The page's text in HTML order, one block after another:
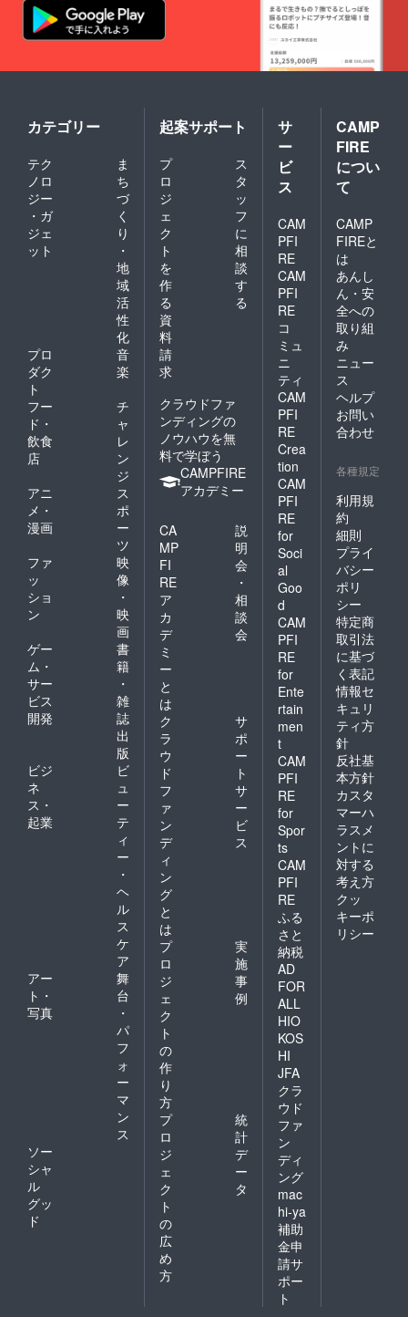
カテゴリー
テク
ノロ
ジー
・ガ
ジェ
ット
ま
ち
づ
く
り
・
地
域
活
性
化
プロ
ダク
ト
音
楽
フー
ド・
飲食
店
チ
ャ
レ
ン
ジ
アニ
メ・
漫画
ス
ポ
ー
ツ
ファ
ッ
ショ
ン
映
像
・
映
画
ゲー
ム・
サー
ビス
開発
書
籍
・
雑
誌
出
版
ビジ
ネ
ス・
起業
ビ
ュ
ー
テ
ィ
ー
・
ヘ
ル
ス
ケ
ア
アー
ト・
写真
舞
台
・
パ
フ
ォ
ー
マ
ン
ス
ソー
シャ
ル
グッ
ド
起案サポート
プ
ロ
ジ
ェ
ク
ト
を
作
る
ス
タ
ッ
フ
に
相
談
す
る
資
料
請
求
クラウドファ
ンディングの
ノウハウを無
料で学ぼう
CAMPFIRE
アカデミー
CA
MP
FI
RE
ア
カ
デ
ミ
ー
と
は
説
明
会
・
相
談
会
ク
ラ
ウ
ド
フ
ァ
ン
デ
ィ
ン
グ
と
は
サ
ポ
ー
ト
サ
ー
ビ
ス
プ
ロ
ジ
ェ
ク
ト
の
作
り
方
実
施
事
例
プ
ロ
ジ
ェ
ク
ト
の
広
め
方
統
計
デ
ー
タ
サ
ー
ビ
ス
CAM
PFI
RE
CAM
PFI
RE
コ
ミュ
ニ
ティ
CAM
PFI
RE
Crea
tion
CAM
PFI
RE
for
Soci
al
Goo
d
CAM
PFI
RE
for
Ente
rtain
men
t
CAM
PFI
RE
for
Spor
ts
CAM
PFI
RE
ふる
さと
納税
AD
FOR
ALL
HIO
KOS
HI
JFA
クラ
ウド
ファ
ン
ディ
ング
mac
hi-ya
補助
金申
請サ
ポー
ト
CAMP
FIRE
につい
て
CAMP
FIREと
は
あんし
ん・安
全への
取り組
み
ニュー
ス
ヘルプ
お問い
合わせ
各種規定
利用規
約
細則
プライ
バシー
ポリ
シー
特定商
取引法
に基づ
く表記
情報セ
キュリ
ティ方
針
反社基
本方針
カスタ
マーハ
ラスメ
ントに
対する
考え方
クッ
キーポ
リシー